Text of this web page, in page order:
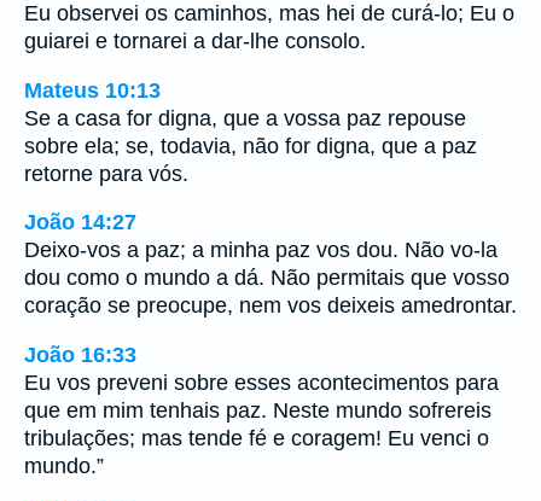
Eu observei os caminhos, mas hei de curá-lo; Eu o
guiarei e tornarei a dar-lhe consolo.
Mateus 10:13
Se a casa for digna, que a vossa paz repouse
sobre ela; se, todavia, não for digna, que a paz
retorne para vós.
João 14:27
Deixo-vos a paz; a minha paz vos dou. Não vo-la
dou como o mundo a dá. Não permitais que vosso
coração se preocupe, nem vos deixeis amedrontar.
João 16:33
Eu vos preveni sobre esses acontecimentos para
que em mim tenhais paz. Neste mundo sofrereis
tribulações; mas tende fé e coragem! Eu venci o
mundo.”